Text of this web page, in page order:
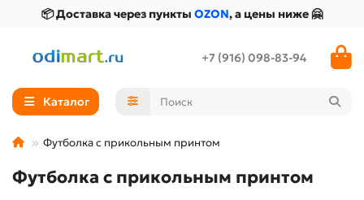
📦 Доставка через пункты OZON, а цены ниже 🤗
+7 (916) 098-83-94
Каталог
Футболка с прикольным принтом
Футболка с прикольным принтом